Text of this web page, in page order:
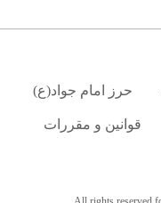
حرز امام جواد(ع)
قوانین و مقررات